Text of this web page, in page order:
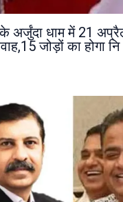
के अर्जुंदा धाम में 21
जोड़ों का होगा